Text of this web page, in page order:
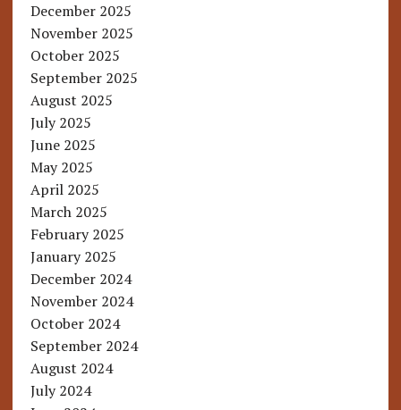
December 2025
November 2025
October 2025
September 2025
August 2025
July 2025
June 2025
May 2025
April 2025
March 2025
February 2025
January 2025
December 2024
November 2024
October 2024
September 2024
August 2024
July 2024